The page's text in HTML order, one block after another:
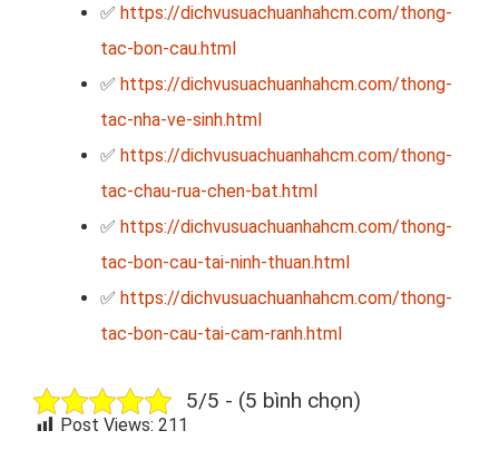
✅ https://dichvusuachuanhahcm.com/thong-
tac-bon-cau.html
✅ https://dichvusuachuanhahcm.com/thong-
tac-nha-ve-sinh.html
✅ https://dichvusuachuanhahcm.com/thong-
tac-chau-rua-chen-bat.html
✅ https://dichvusuachuanhahcm.com/thong-
tac-bon-cau-tai-ninh-thuan.html
✅ https://dichvusuachuanhahcm.com/thong-
tac-bon-cau-tai-cam-ranh.html
5/5 - (5 bình chọn)
Post Views: 211